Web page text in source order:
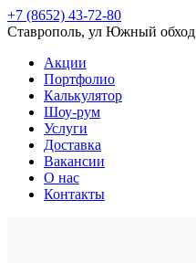
+7 (8652) 43-72-80
Ставрополь, ул Южный обход
Акции
Портфолио
Калькулятор
Шоу-рум
Услуги
Доставка
Вакансии
О нас
Контакты